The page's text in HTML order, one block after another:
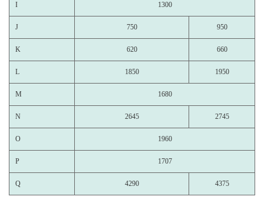
I 1300
J 750 950
K 620 660
L 1850 1950
M 1680
N 2645 2745
O 1960
P 1707
Q 4290 4375